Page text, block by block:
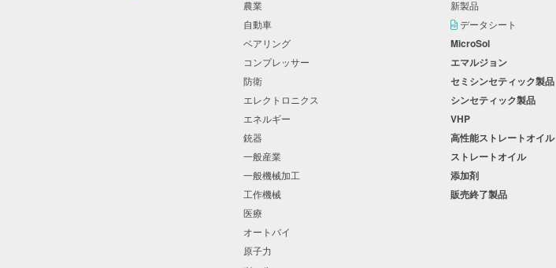
農業
自動車
ベアリング
コンプレッサー
防衛
エレクトロニクス
エネルギー
銃器
一般産業
一般機械加工
工作機械
医療
オートバイ
原子力
新製品
データシート
MicroSol
エマルジョン
セミシンセティック製品
シンセティック製品
VHP
高性能ストレートオイル
ストレートオイル
添加剤
販売終了製品